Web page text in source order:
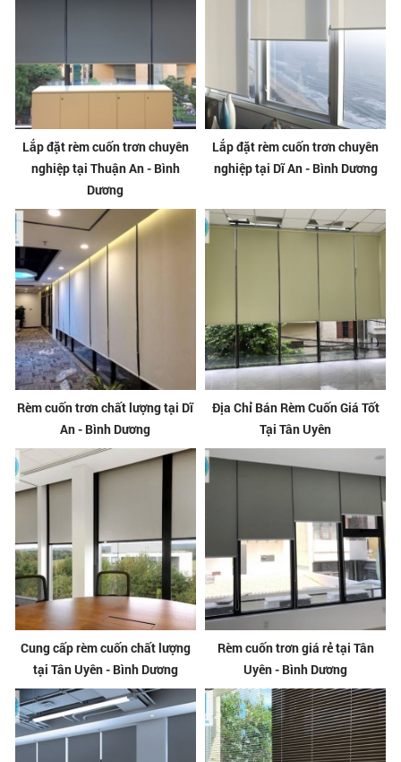
Lắp đặt rèm cuốn trơn chuyên
nghiệp tại Thuận An - Bình
Dương
Lắp đặt rèm cuốn trơn chuyên
nghiệp tại Dĩ An - Bình Dương
Rèm cuốn trơn chất lượng tại Dĩ
An - Bình Dương
Địa Chỉ Bán Rèm Cuốn Giá Tốt
Tại Tân Uyên
Cung cấp rèm cuốn chất lượng
tại Tân Uyên - Bình Dương
Rèm cuốn trơn giá rẻ tại Tân
Uyên - Bình Dương